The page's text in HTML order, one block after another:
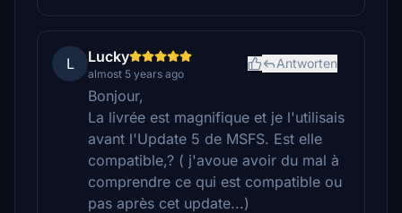
L Lucky
almost 5 years ago
Antworten
Bonjour,
La livrée est magnifique et je l'utilisais
avant l'Update 5 de MSFS. Est elle
compatible,? ( j'avoue avoir du mal à
comprendre ce qui est compatible ou
pas après cet update...)